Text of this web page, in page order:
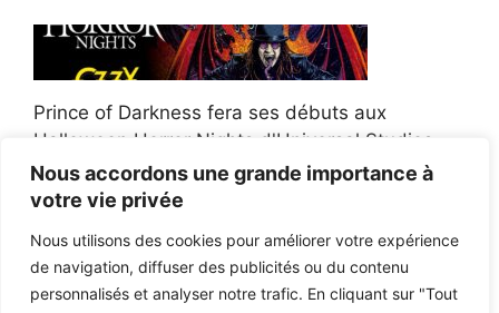
Nous accordons une grande importance à
votre vie privée
Nous utilisons des cookies pour améliorer votre expérience
de navigation, diffuser des publicités ou du contenu
personnalisés et analyser notre trafic. En cliquant sur "Tout
Prince of Darkness fera ses débuts aux
Halloween Horror Nights d'Universal Studios
Afroman poursuit un policier de l'Ohio après la
victoire du jury en diffamation